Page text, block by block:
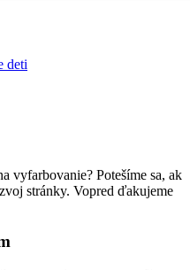
vyfarbovanie? Potešíme sa, ak
stránky. Vopred ďakujeme